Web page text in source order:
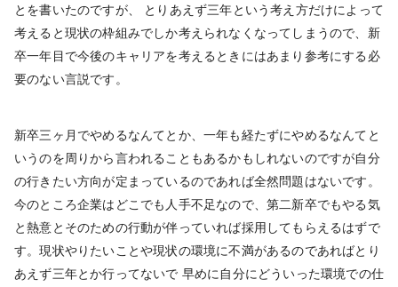
とを書いたのですが、 とりあえず三年という考え方だけによって
考えると現状の枠組みでしか考えられなくなってしまうので、新
卒一年目で今後のキャリアを考えるときにはあまり参考にする必
要のない言説です。
新卒三ヶ月でやめるなんてとか、一年も経たずにやめるなんてと
いうのを周りから言われることもあるかもしれないのですが自分
の行きたい方向が定まっているのであれば全然問題はないです。
今のところ企業はどこでも人手不足なので、第二新卒でもやる気
と熱意とそのための行動が伴っていれば採用してもらえるはずで
す。現状やりたいことや現状の環境に不満があるのであればとり
あえず三年とか行ってないで 早めに自分にどういった環境での仕